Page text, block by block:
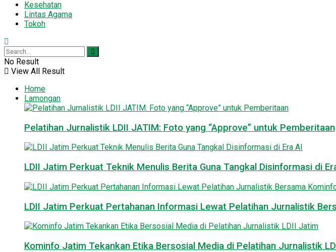
Kesehatan
Lintas Agama
Tokoh
No Result
View All Result
Home
Lamongan
Pelatihan Jurnalistik LDII JATIM: Foto yang “Approve” untuk Pemberitaan
LDII Jatim Perkuat Teknik Menulis Berita Guna Tangkal Disinformasi di
LDII Jatim Perkuat Pertahanan Informasi Lewat Pelatihan Jurnalistik
Kominfo Jatim Tekankan Etika Bersosial Media di Pelatihan Jurnalistik